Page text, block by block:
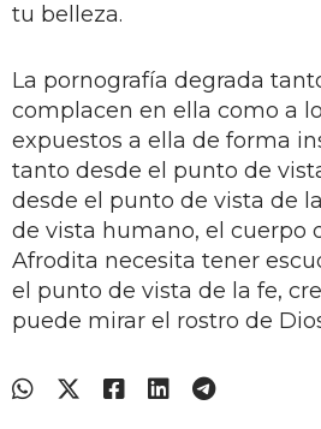
tu belleza.
La pornografía degrada
complacen en ella como a
expuestos a ella de forma
tanto desde el punto de
desde el punto de vista de
de vista humano, el cuerpo
Afrodita necesita tener
el punto de vista de la fe,
puede mirar el rostro de